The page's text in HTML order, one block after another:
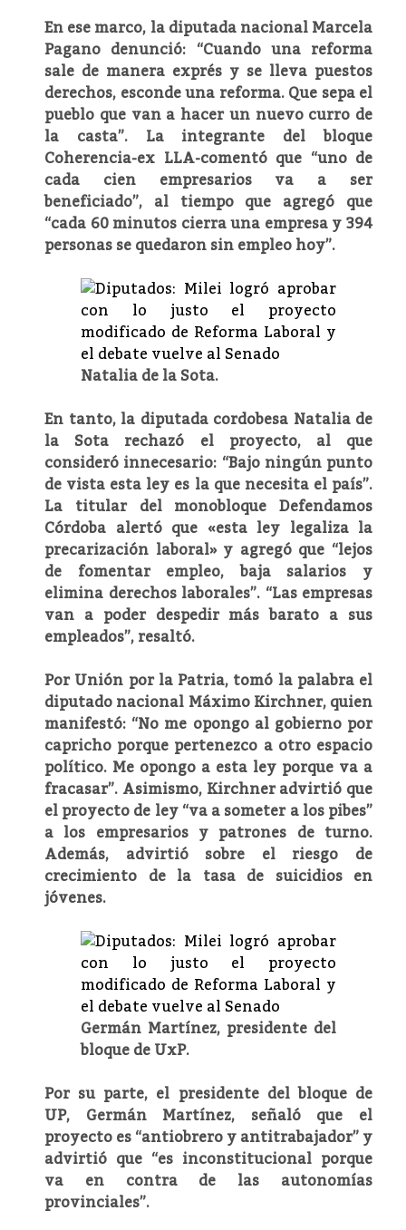
En ese marco, la diputada nacional Marcela
Pagano denunció: “Cuando una reforma
sale de manera exprés y se lleva puestos
derechos, esconde una reforma. Que sepa el
pueblo que van a hacer un nuevo curro de
la casta”. La integrante del bloque
Coherencia-ex LLA-comentó que “uno de
cada cien empresarios va a ser
beneficiado”, al tiempo que agregó que
“cada 60 minutos cierra una empresa y 394
personas se quedaron sin empleo hoy”.
Natalia de la Sota.
En tanto, la diputada cordobesa Natalia de
la Sota rechazó el proyecto, al que
consideró innecesario: “Bajo ningún punto
de vista esta ley es la que necesita el país”.
La titular del monobloque Defendamos
Córdoba alertó que «esta ley legaliza la
precarización laboral» y agregó que “lejos
de fomentar empleo, baja salarios y
elimina derechos laborales”. “Las empresas
van a poder despedir más barato a sus
empleados”, resaltó.
Por Unión por la Patria, tomó la palabra el
diputado nacional Máximo Kirchner, quien
manifestó: “No me opongo al gobierno por
capricho porque pertenezco a otro espacio
político. Me opongo a esta ley porque va a
fracasar”. Asimismo, Kirchner advirtió que
el proyecto de ley “va a someter a los pibes”
a los empresarios y patrones de turno.
Además, advirtió sobre el riesgo de
crecimiento de la tasa de suicidios en
jóvenes.
Germán Martínez, presidente del
bloque de UxP.
Por su parte, el presidente del bloque de
UP, Germán Martínez, señaló que el
proyecto es “antiobrero y antitrabajador” y
advirtió que “es inconstitucional porque
va en contra de las autonomías
provinciales”.